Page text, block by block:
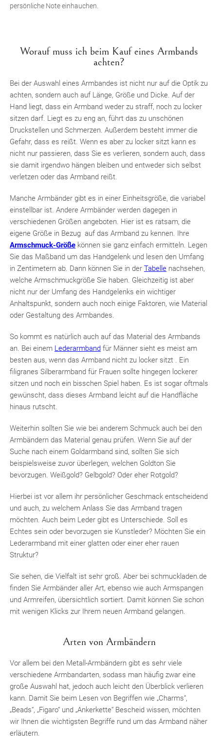
persönliche Note einhauchen.
Worauf muss ich beim Kauf eines Armbands
achten?
Bei der Auswahl eines Armbandes ist nicht nur auf die Optik zu
achten, sondern auch auf Länge, Größe und Dicke. Auf der
Hand liegt, dass ein Armband weder zu straff, noch zu locker
sitzen darf. Liegt es zu eng an, führt das zu unschönen
Druckstellen und Schmerzen. Außerdem besteht immer die
Gefahr, dass es reißt. Wenn es aber zu locker sitzt kann es
nicht nur passieren, dass Sie es verlieren, sondern auch, dass
sie damit irgendwo hängen bleiben und entweder sich selbst
verletzen oder das Armband reißt.
Manche Armbänder gibt es in einer Einheitsgröße, die variabel
einstellbar ist. Andere Armbänder werden dagegen in
verschiedenen Größen angeboten. Hier ist es ratsam, die
eigene Größe in Bezug auf das Armband zu kennen. Ihre
Armschmuck-Größe können sie ganz einfach ermitteln. Legen
Sie das Maßband um das Handgelenk und lesen den Umfang
in Zentimetern ab. Dann können Sie in der Tabelle nachsehen,
welche Armschmuckgröße Sie haben. Gleichzeitig ist aber
nicht nur der Umfang des Handgelenks ein wichtiger
Anhaltspunkt, sondern auch noch einige Faktoren, wie Material
oder Gestaltung des Armbandes.
So kommt es natürlich auch auf das Material des Armbands
an. Bei einem Lederarmband für Männer sieht es meist am
besten aus, wenn das Armband nicht zu locker sitzt . Ein
filigranes Silberarmband für Frauen sollte hingegen lockerer
sitzen und noch ein bisschen Spiel haben. Es ist sogar oftmals
gewünscht, dass dieses Armband leicht auf die Handfläche
hinaus rutscht.
Weiterhin sollten Sie wie bei anderem Schmuck auch bei den
Armbändern das Material genau prüfen. Wenn Sie auf der
Suche nach einem Goldarmband sind, sollten Sie sich
beispielsweise zuvor überlegen, welchen Goldton Sie
bevorzugen. Weißgold? Gelbgold? Oder eher Rotgold?
Hierbei ist vor allem ihr persönlicher Geschmack entscheidend
und auch, zu welchem Anlass Sie das Armband tragen
möchten. Auch beim Leder gibt es Unterschiede. Soll es
Echtes sein oder bevorzugen sie Kunstleder? Möchten Sie ein
Lederarmband mit einer glatten oder einer eher rauen
Struktur?
Sie sehen, die Vielfalt ist sehr groß. Aber bei schmuckladen.de
finden Sie Armbänder aller Art, ebenso wie auch Armspangen
und Armreifen, übersichtlich sortiert. Damit können Sie schon
mit wenigen Klicks zur Ihrem neuen Armband gelangen.
Arten von Armbändern
Vor allem bei den Metall-Armbändern gibt es sehr viele
verschiedene Armbandarten, sodass man häufig zwar eine
große Auswahl hat, jedoch auch leicht den Überblick verlieren
kann. Damit Sie beim Lesen von Begriffen wie „Charms“,
„Beads“, „Figaro“ und „Ankerkette“ Bescheid wissen, möchten
wir Ihnen die wichtigsten Begriffe rund um das Armband näher
erläutern.